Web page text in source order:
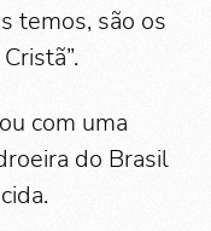
temos, são os
com uma
do Brasil